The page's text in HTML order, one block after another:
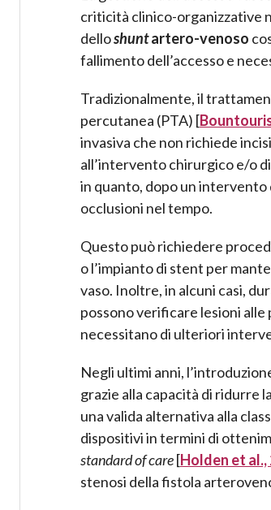
criticità clinico-organizzative
delloshuntartero-venoso
fallimento dell’accesso e
Tradizionalmente, il
percutanea (PTA) [
invasiva che non richiede
all’intervento chirurgico e/o
in quanto, dopo un intervento
occlusioni nel tempo.
Questo può richiedere
o l’impianto di stent per
vaso. Inoltre, in alcuni casi,
possono verificare lesioni alle
necessitano di ulteriori
Negli ultimi anni,
grazie alla capacità di ridurre
una valida alternativa alla
dispositivi in termini di
standard of care[Holden et al.,
stenosi della fistola